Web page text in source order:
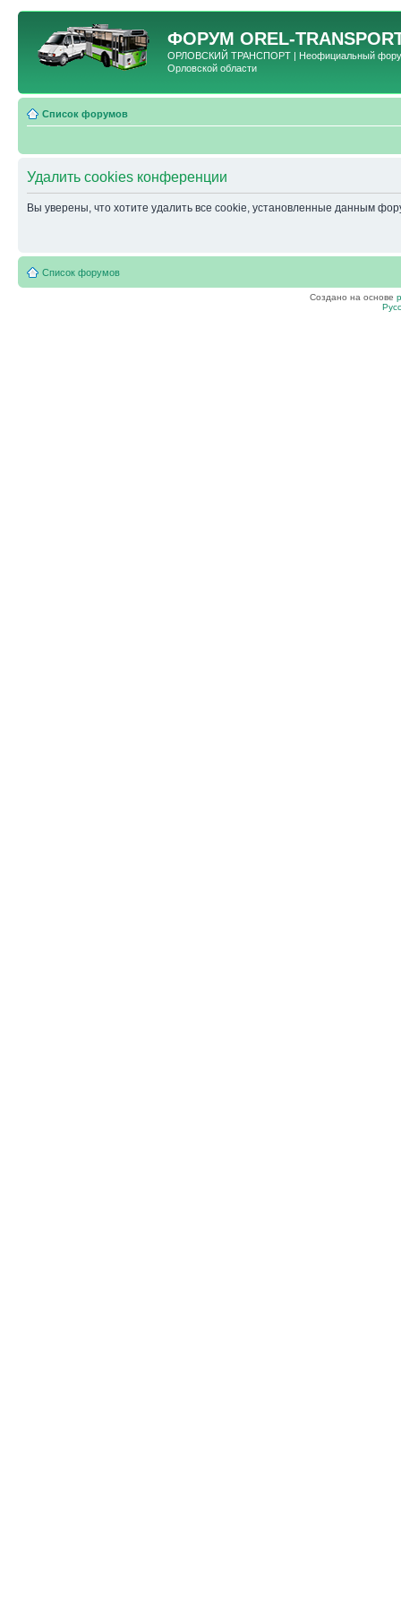
ФОРУМ OREL-
ОРЛОВСКИЙ ТРАНСПОРТ | Неофициальный форум
Орловской области
Список форумов
Удалить cookies конференции
Вы уверены, что хотите удалить все cookie, установленные данным
Список форумов
Создано на основе